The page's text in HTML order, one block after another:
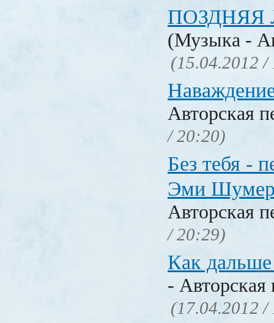
ПОЗДНЯЯ
(Музыка -
(15.04.2012 /
Авторская
/ 20:20)
Без тебя -
Эми
Авторская
/ 20:29)
Как
- Авторская
(17.04.2012 /